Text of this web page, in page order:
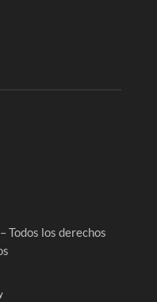
Todos los derechos